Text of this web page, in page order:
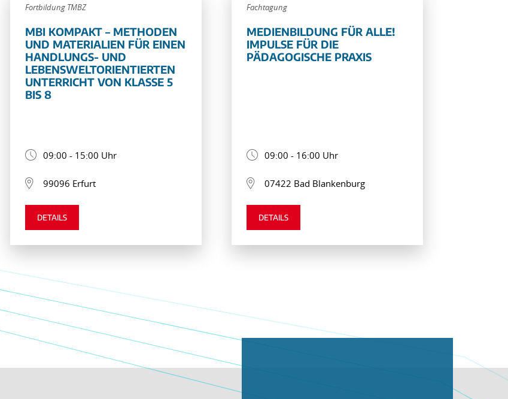
Fortbildung TMBZ
MBI KOMPAKT – METHODEN
UND MATERIALIEN FÜR EINEN
HANDLUNGS- UND
LEBENSWELTORIENTIERTEN
UNTERRICHT VON KLASSE 5
BIS 8
09:00 - 15:00 Uhr
99096 Erfurt
DETAILS
Fachtagung
MEDIENBILDUNG FÜR ALLE!
IMPULSE FÜR DIE
PÄDAGOGISCHE PRAXIS
09:00 - 16:00 Uhr
07422 Bad Blankenburg
DETAILS